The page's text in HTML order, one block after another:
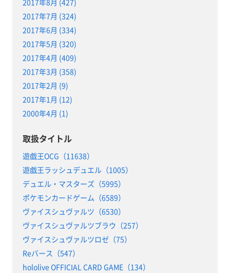
2017年8月 (427)
2017年7月 (324)
2017年6月 (334)
2017年5月 (320)
2017年4月 (409)
2017年3月 (358)
2017年2月 (9)
2017年1月 (12)
2000年4月 (1)
取扱タイトル
遊戯王OCG（11638）
遊戯王ラッシュデュエル（1005）
デュエル・マスターズ（5995）
ポケモンカードゲーム（6589）
ヴァイスシュヴァルツ（6530）
ヴァイスシュヴァルツブラウ（257）
ヴァイスシュヴァルツロゼ（75）
Reバース（547）
hololive OFFICIAL CARD GAME（134）